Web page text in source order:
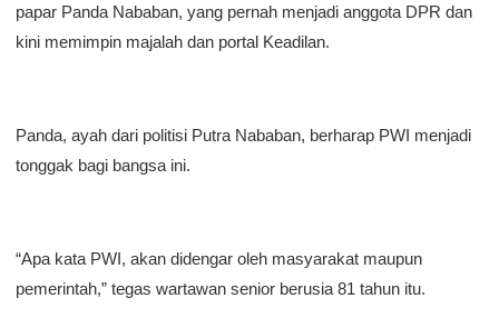
papar Panda Nababan, yang pernah menjadi anggota DPR dan
kini memimpin majalah dan portal Keadilan.
Panda, ayah dari politisi Putra Nababan, berharap PWI menjadi
tonggak bagi bangsa ini.
“Apa kata PWI, akan didengar oleh masyarakat maupun
pemerintah,” tegas wartawan senior berusia 81 tahun itu.